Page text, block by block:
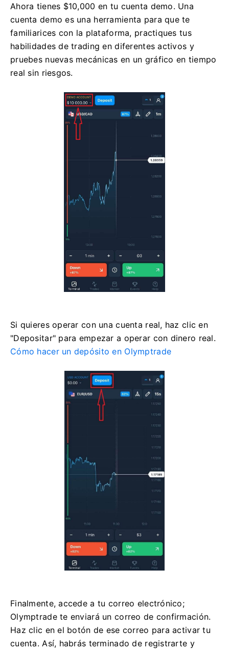
Ahora tienes $10,000 en tu cuenta demo. Una
cuenta demo es una herramienta para que te
familiarices con la plataforma, practiques tus
habilidades de trading en diferentes activos y
pruebes nuevas mecánicas en un gráfico en tiempo
real sin riesgos.
Si quieres operar con una cuenta real, haz clic en
"Depositar" para empezar a operar con dinero real.
Cómo hacer un depósito en Olymptrade
Finalmente, accede a tu correo electrónico;
Olymptrade te enviará un correo de confirmación.
Haz clic en el botón de ese correo para activar tu
cuenta. Así, habrás terminado de registrarte y